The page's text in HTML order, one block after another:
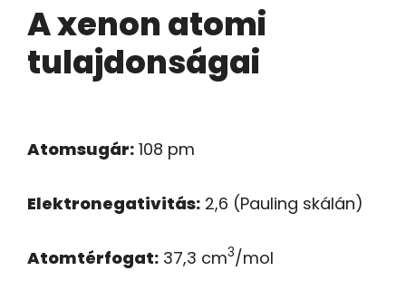
A xenon atomi
tulajdonságai
Atomsugár: 108 pm
Elektronegativitás: 2,6 (Pauling skálán)
Atomtérfogat: 37,3 cm3/mol